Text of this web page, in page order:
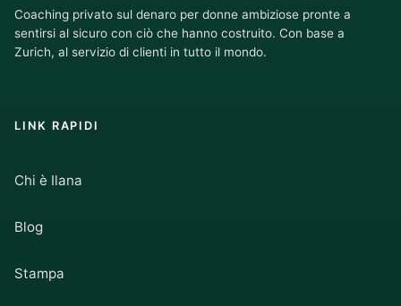
Coaching privato sul denaro per donne ambiziose pronte a
sentirsi al sicuro con ciò che hanno costruito. Con base a
Zurich, al servizio di clienti in tutto il mondo.
LINK RAPIDI
Chi è Ilana
Blog
Stampa